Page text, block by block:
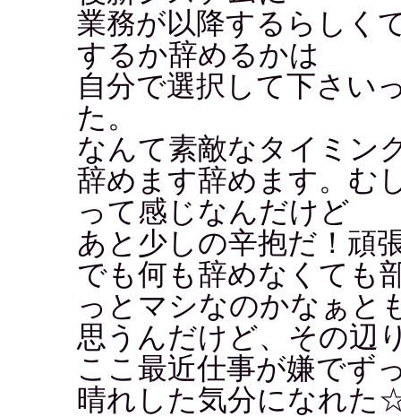
業務が以降するらしく
するか辞めるかは
自分で選択して下さい
た。
なんて素敵なタイミン
辞めます辞めます。む
って感じなんだけど
あと少しの辛抱だ！頑
でも何も辞めなくても
っとマシなのかなぁと
思うんだけど、その辺
ここ最近仕事が嫌でず
晴れした気分になれた